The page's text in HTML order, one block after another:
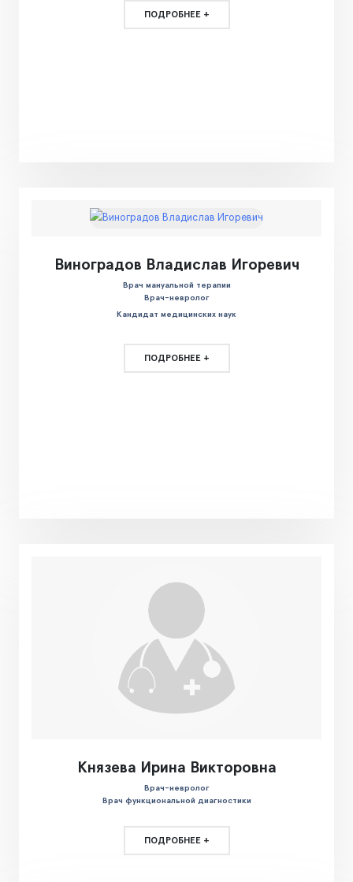
ПОДРОБНЕЕ +
Виноградов Владислав Игоревич
Врач мануальной терапии
Врач-невролог
Кандидат медицинских наук
ПОДРОБНЕЕ +
Князева Ирина Викторовна
Врач-невролог
Врач функциональной диагностики
ПОДРОБНЕЕ +